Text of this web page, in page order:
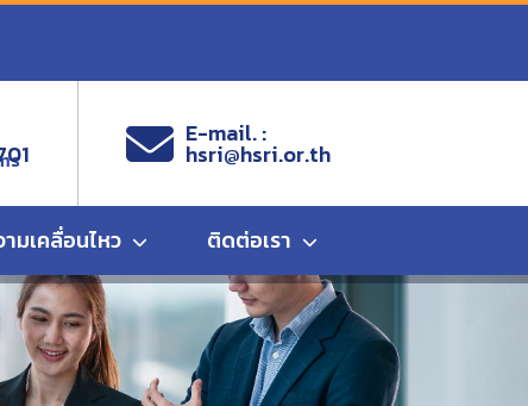
E-mail. :
hsri@hsri.or.th
มเคลื่อนไหว ติดต่อเรา